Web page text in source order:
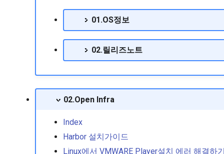
01.OS정보
02.릴리즈노트
02.Open Infra
Index
Harbor 설치가이드
Linux에서 VMWARE Player설치 에러 해결하